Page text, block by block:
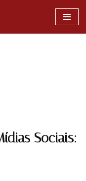
Sociais: